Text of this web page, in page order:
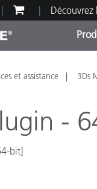
et assistance 3Ds
-
bit]